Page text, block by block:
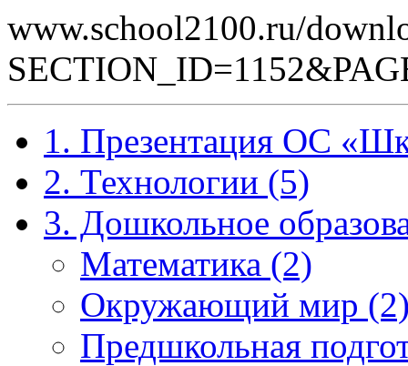
www.school2100.ru/
1. Презентация ОС
2. Технологии (5)
3. Дошкольное
Математика (2)
Окружающий мир
Предшкольная